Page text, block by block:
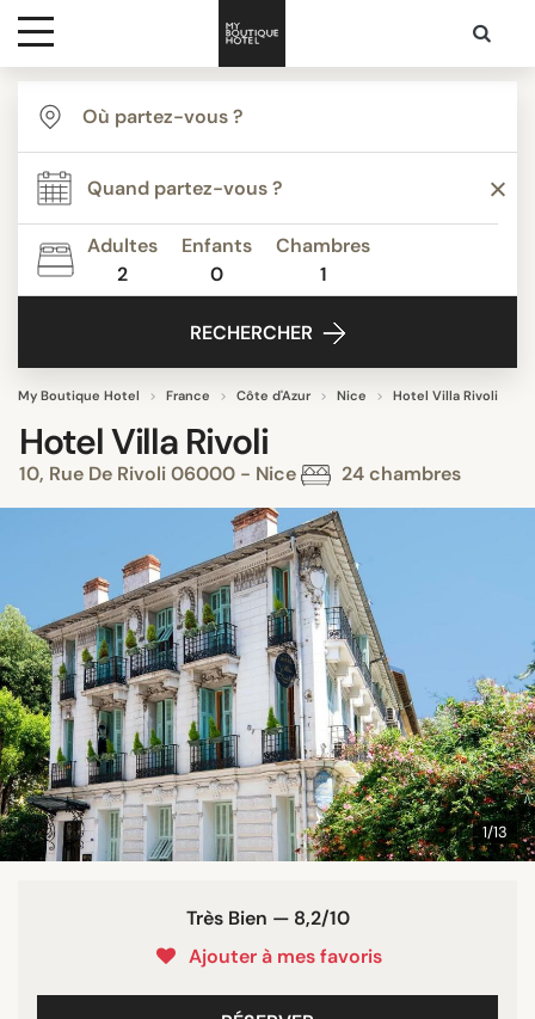
Destinations
Inspiration
Media
Adultes
2
Enfants
0
Chambres
1
RECHERCHER
My Boutique Hotel France Côte d'Azur Nice Hotel Villa Rivoli
Hotel Villa Rivoli
10, Rue De Rivoli 06000 - Nice 24 chambres
1/13
Très Bien — 8,2/10
Ajouter à mes favoris